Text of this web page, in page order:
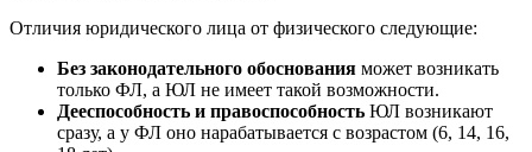
Отличия юридического лица от физического следующие:
Без законодательного обоснования может возникать
только ФЛ, а ЮЛ не имеет такой возможности.
Дееспособность и правоспособность ЮЛ возникают
сразу, а у ФЛ оно нарабатывается с возрастом (6, 14, 16,